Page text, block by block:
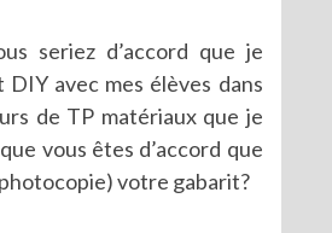
seriez d’accord que je
avec mes élèves dans
de TP matériaux que je
vous êtes d’accord que
votre gabarit?